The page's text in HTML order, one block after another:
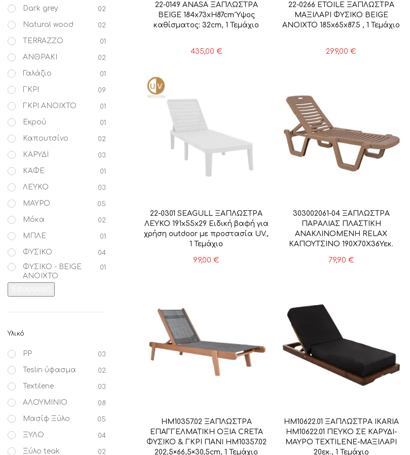
22-0149 ANASA ΞΑΠΛΩΣΤΡΑ
BEIGE 184x73xH87cm Ύψος
καθίσματος: 32cm, 1 Τεμάχιο
435,00 €
22-0266 ETOILE ΞΑΠΛΩΣΤΡΑ
ΜΑΞΙΛΑΡΙ ΦΥΣΙΚΟ BEIGE
ΑΝΟΙΧΤΟ 185x65x87.5 , 1 Τεμάχιο
299,00€
22-0301 SEAGULL ΞΑΠΛΩΣΤΡΑ
ΛΕΥΚΟ 191x55x29 Ειδική βαφή για
χρήση outdoor με προστασία UV.,
1 Τεμάχιο
99,00€
303002061-04 ΞΑΠΛΩΣΤΡΑ
ΠΑΡΑΛΙΑΣ ΠΛΑΣΤΙΚΗ
ΑΝΑΚΛΙΝΟΜΕΝΗ RELAX
ΚΑΠΟΥΤΣΙΝΟ 190Χ70Χ36Υεκ.
79,90 €
HM10357.02 ΞΑΠΛΩΣΤΡΑ
ΕΠΑΓΓΕΛΜΑΤΙΚΗ ΟΞΙΑ CRETA
ΦΥΣΙΚΟ & ΓΚΡΙ ΠΑΝΙ HM10357.02
202,5×66,5×30,5cm, 1 Τεμάχιο
HM10622.01 ΞΑΠΛΩΣΤΡΑ IKARIA
HM10622.01 ΠΕΥΚΟ ΣΕ ΚΑΡΥΔΙ-
ΜΑΥΡΟ TEXTILEΝΕ-ΜΑΞΙΛΑΡΙ
20εκ., 1 Τεμάχιο
Dark grey 02
Natural wood 02
TERRAZZO 01
ΑΝΘΡΑΚΙ 02
Γαλάζιο 01
ΓΚΡΙ 09
ΓΚΡΙ ΑΝΟΙΧΤΟ 01
Εκρού 01
Καπουτσίνο 02
ΚΑΡΥΔΙ 03
ΚΑΦΕ 01
ΛΕΥΚΟ 03
ΜΑΥΡΟ 05
Μόκα 02
ΜΠΛΕ 01
ΦΥΣΙΚΟ 04
ΦΥΣΙΚΟ - BEIGE
ΑΝΟΙΧΤΟ
01
Υλικό
PP 03
Teslin ύφασμα 02
Textilene 03
ΑΛΟΥΜΙΝΙΟ 08
Μασίφ Ξύλο 05
ΞΥΛΟ 04
Ξύλο teak 02